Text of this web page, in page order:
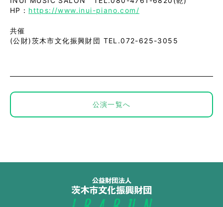
HP： https://www.inui-piano.com/
共催
(公財)茨木市文化振興財団 TEL.072-625-3055
公演一覧へ